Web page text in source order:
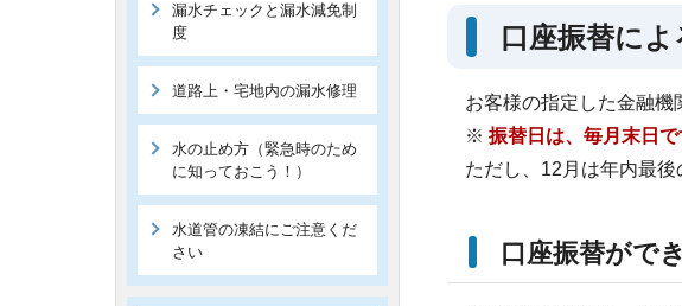
口座振替に
お客様の指定した金融機
※ 振替日は、毎月末日で
ただし、12月は年内最後
口座振替がで
漏水チェックと漏水減免制
度
道路上・宅地内の漏水修理
水の止め方（緊急時のため
に知っておこう！）
水道管の凍結にご注意くだ
さい